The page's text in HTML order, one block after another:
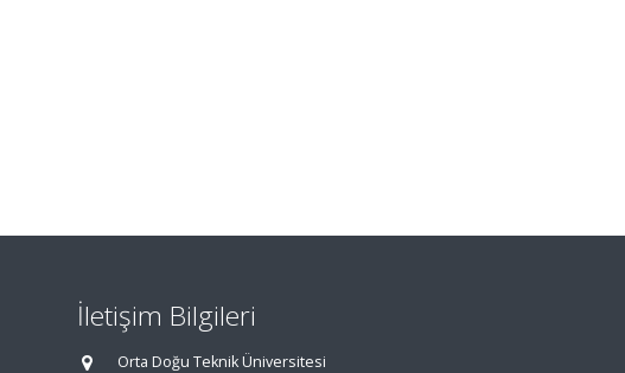
İletişim Bilgileri
Orta Doğu Teknik Üniversitesi